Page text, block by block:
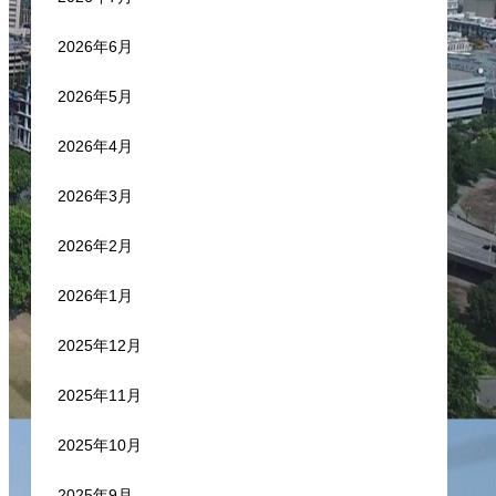
2026年6月
2026年5月
2026年4月
2026年3月
2026年2月
2026年1月
2025年12月
2025年11月
2025年10月